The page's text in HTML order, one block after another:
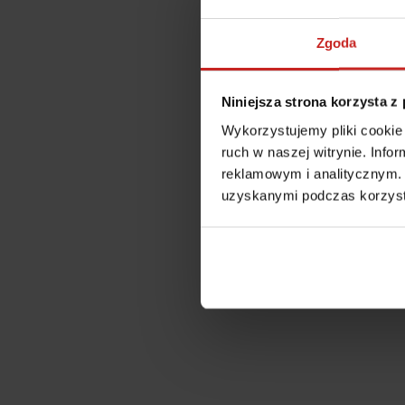
Zgoda
Niniejsza strona korzysta z
Wykorzystujemy pliki
ruch w naszej witrynie.
reklamowym i
uzyskanymi podczas